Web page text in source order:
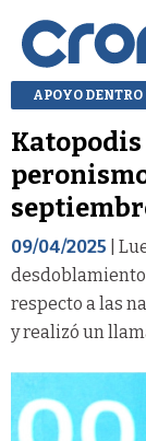
APOYO
09/04/2025 |
respecto a las
y realizó un